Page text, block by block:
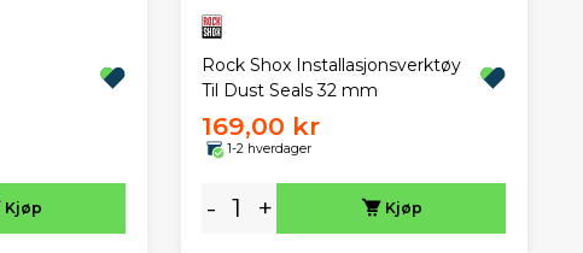
Kjøp
Rock Shox Installasjonsverktøy
Til Dust Seals 32 mm
169,00 kr
1-2 hverdager
- + Kjøp